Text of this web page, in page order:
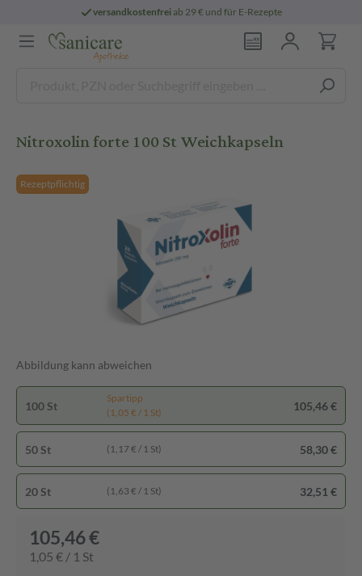
versandkostenfreiab 29 € und für E-Rezepte
Nitroxolin forte 100 St Weichkapseln
Rezeptpflichtig
Abbildung kann abweichen
100 St
Spartipp
(1,05 € / 1 St)
105,46 €
50 St (1,17 € / 1 St) 58,30 €
20 St (1,63 € / 1 St) 32,51 €
105,46 €
1,05 € / 1 St